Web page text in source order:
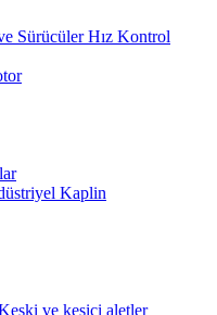
Hız Kontrol
Kaplin
ve kesici aletler